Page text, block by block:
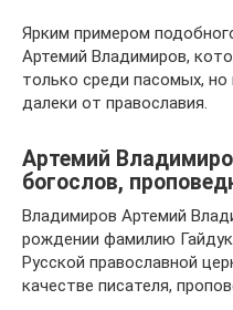
Ярким примером
Артемий Владимиров,
только среди пасомых,
далеки от православия.
Артемий
богослов,
Владимиров Артемий
рождении фамилию
Русской православной
качестве писателя,